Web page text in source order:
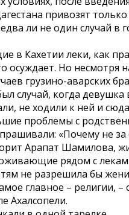
привозят
ли не один случай в
в Кахетии леки, как
осуждает. Но несмотря
грузино-аварских
случай, когда девушка
не ходили к ней и
проблемы с
«Почему не
Арапат Шамилова,
рядом с
не разрешила бы
главное – религии,
Ахалсопели.